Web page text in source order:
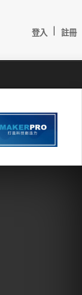
登入 註冊